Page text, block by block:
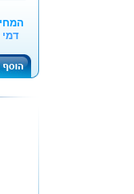
דמי